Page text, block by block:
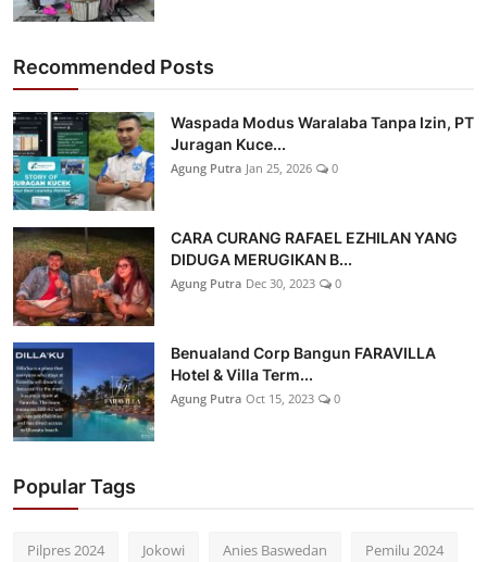
Recommended Posts
Waspada Modus Waralaba Tanpa Izin, PT
Juragan Kuce...
Agung Putra Jan 25, 2026 0
CARA CURANG RAFAEL EZHILAN YANG
DIDUGA MERUGIKAN B...
Agung Putra Dec 30, 2023 0
Benualand Corp Bangun FARAVILLA
Hotel & Villa Term...
Agung Putra Oct 15, 2023 0
Popular Tags
Pilpres 2024 Jokowi Anies Baswedan Pemilu 2024